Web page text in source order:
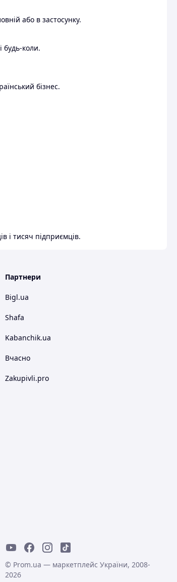
або в застосунку.
будь-коли.
бізнес.
і тисяч підприємців.
Партнери
Bigl.ua
Shafa
Kabanchik.ua
Вчасно
Zakupivli.pro
© Prom.ua — маркетплейс України, 2008-
2026